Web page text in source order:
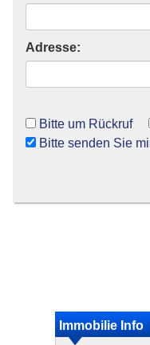
Adresse:
Bitte um Rückruf
Bitte senden Sie
Immobilie Info